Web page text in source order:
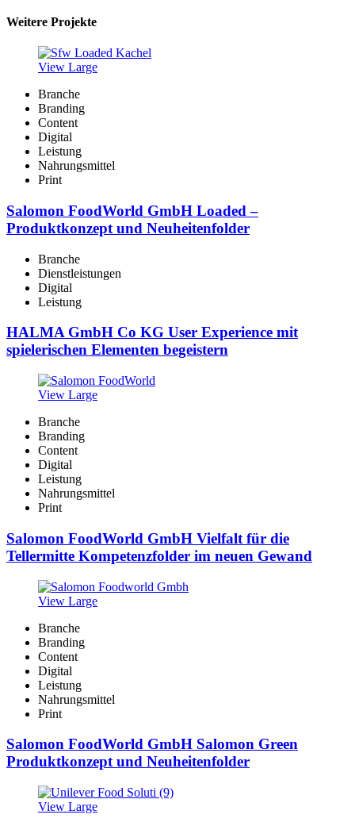
Weitere Projekte
View Large
Branche
Branding
Content
Digital
Leistung
Nahrungsmittel
Print
Salomon FoodWorld GmbH Loaded –
Produktkonzept und Neuheitenfolder
Branche
Dienstleistungen
Digital
Leistung
HALMA GmbH Co KG User Experience mit
spielerischen Elementen begeistern
View Large
Branche
Branding
Content
Digital
Leistung
Nahrungsmittel
Print
Salomon FoodWorld GmbH Vielfalt für die
Tellermitte Kompetenzfolder im neuen Gewand
View Large
Branche
Branding
Content
Digital
Leistung
Nahrungsmittel
Print
Salomon FoodWorld GmbH Salomon Green
Produktkonzept und Neuheitenfolder
View Large